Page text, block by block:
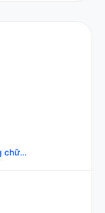
chữ…